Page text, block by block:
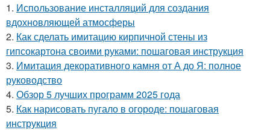
1. Использование инсталляций для создания
вдохновляющей атмосферы
2. Как сделать имитацию кирпичной стены из
гипсокартона своими руками: пошаговая инструкция
3. Имитация декоративного камня от А до Я: полное
руководство
4. Обзор 5 лучших программ 2025 года
5. Как нарисовать пугало в огороде: пошаговая
инструкция